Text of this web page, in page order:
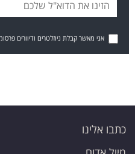
אני מאשר קבלת ניוזלטרים ודיוורים
כתבו אלינו